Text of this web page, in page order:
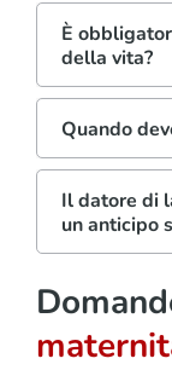
È
della vita?
Quando
Il datore di
un anticipo